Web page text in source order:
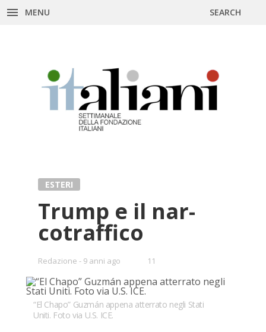
MENU SEARCH
ESTERI
Trump e il nar­
co­traf­fi­co
Redazione 9 anni ago
•11
“El Chapo” Guzmán appena atterrato negli Stati
Uniti. Foto via U.S. ICE.